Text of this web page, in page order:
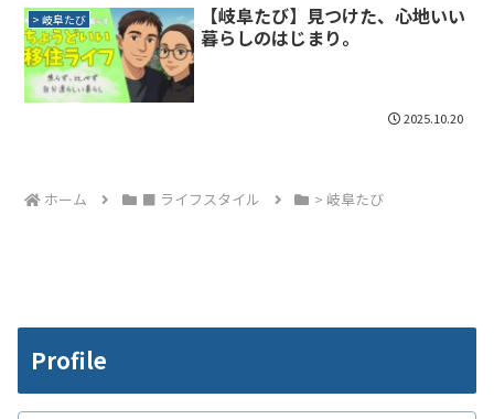
> 岐阜たび
【岐阜たび】見つけた、心地いい
暮らしのはじまり。
2025.10.20
ホーム ■ ライフスタイル > 岐阜たび
Profile